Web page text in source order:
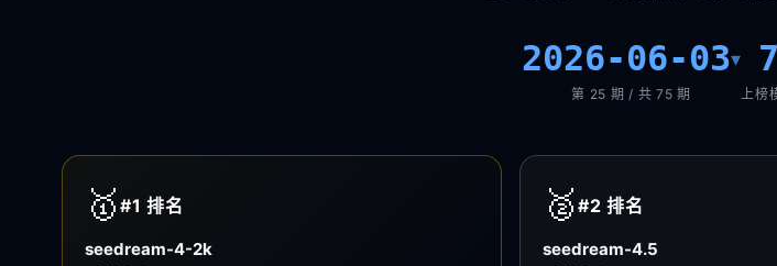
2026-06-03▾
第 25 期 / 共 75 期
7
上榜
🥇 #1排名
seedream-4-2k
🥈 #2排名
seedream-4.5